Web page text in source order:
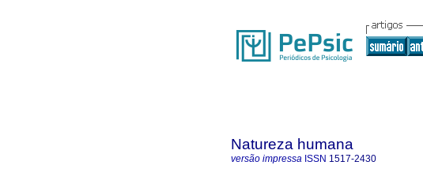
Natureza humana
versão impressa ISSN 1517-2430